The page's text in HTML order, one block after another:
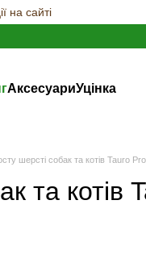
на сайті
АксесуариУцінка
шерсті собак та котів Tauro
та котів